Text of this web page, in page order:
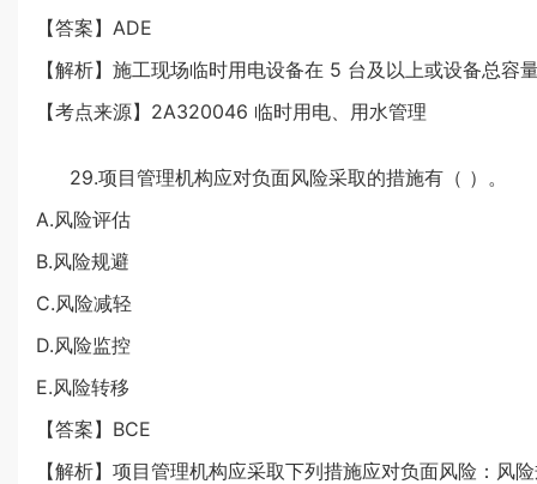
【答案】ADE
【解析】施工现场临时用电设备在 5 台及以上或设备总
【考点来源】2A320046 临时用电、用水管理
29.项目管理机构应对负面风险采取的措施有（ ）。
A.风险评估
B.风险规避
C.风险减轻
D.风险监控
E.风险转移
【答案】BCE
【解析】项目管理机构应采取下列措施应对负面风险：风